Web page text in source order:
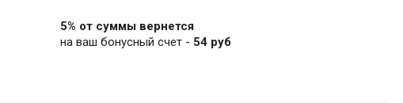
5% от суммы вернется
на ваш бонусный счет - 54 руб